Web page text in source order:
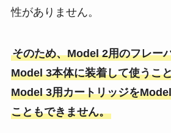
性がありません​。
そのため、Model 2用のフレー
Model 3本体に装着して使うこ
Model 3用カートリッジを
こともできません​。